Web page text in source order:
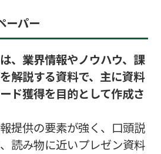
ーパー
、業界情報やノウハウ、課
解説する資料で、主に資料
ド獲得を目的として作成さ
提供の要素が強く、口頭説
読み物に近いプレゼン資料